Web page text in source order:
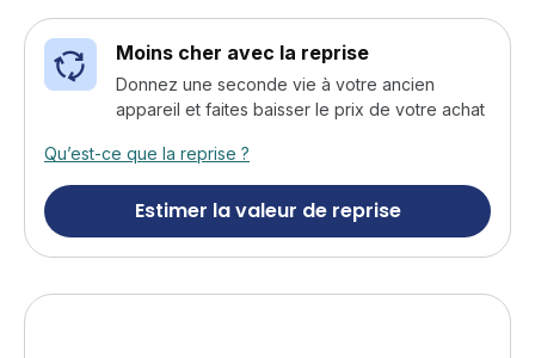
Moins cher avec la reprise
Donnez une seconde vie à votre ancien
appareil et faites baisser le prix de votre achat
Qu’est-ce que la reprise ?
Estimer la valeur de reprise